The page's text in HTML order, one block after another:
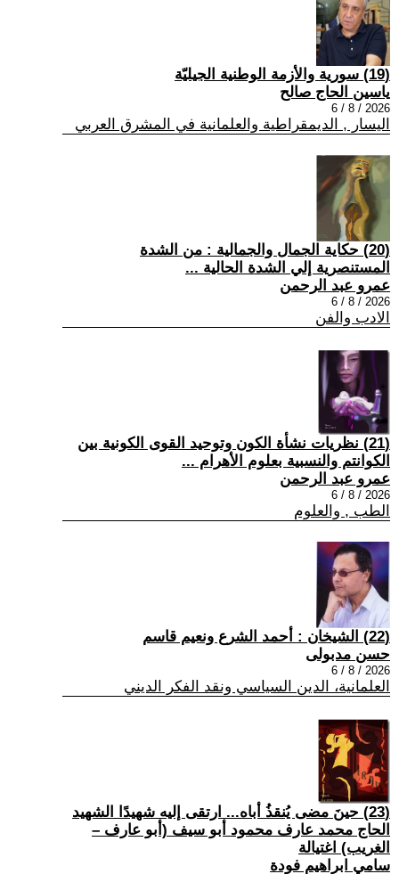
(19) سورية والأزمة الوطنية الجيليّة
ياسين الحاج صالح
2026 / 8 / 6
اليسار , الديمقراطية والعلمانية في المشرق العربي
(20) حكاية الجمال والجمالية : من الشدة
المستنصرية إلي الشدة الحالية ...
عمرو عبد الرحمن
2026 / 8 / 6
الادب والفن
(21) نظريات نشأة الكون وتوحيد القوى الكونية بين
الكوانتم والنسبية بعلوم الأهرام ...
عمرو عبد الرحمن
2026 / 8 / 6
الطب , والعلوم
(22) الشيخان : أحمد الشرع ونعيم قاسم
حسن مدبولى
2026 / 8 / 6
العلمانية، الدين السياسي ونقد الفكر الديني
(23) حينَ مضى يُنقذُ أباه... ارتقى إليه شهيدًا الشهيد
الحاج محمد عارف محمود أبو سيف (أبو عارف –
الغريب) اغتيالة
سامي ابراهيم فودة